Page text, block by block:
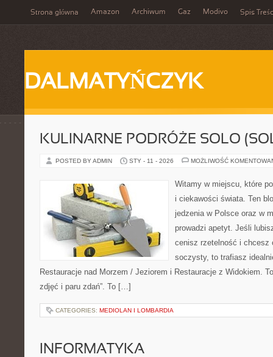
Strona główna Amazon Archiwum Gaz Modivo Spis
DALMATYŃCZYK
KULINARNE PODRÓŻE SOLO
POSTED BY ADMIN STY - 11 - 2026 MOŻLIWOŚĆ
Witamy w miejscu, które
i ciekawości świata. Ten
jedzenia w Polsce oraz w
prowadzi apetyt. Jeśli
cenisz rzetelność i chcesz
soczysty, to trafiasz
Restauracje nad Morzem / Jeziorem i Restauracje z Widokiem.
zdjęć i paru zdań”. To […]
CATEGORIES: MEDIOLAN I LOMBARDIA
INFORMATYKA